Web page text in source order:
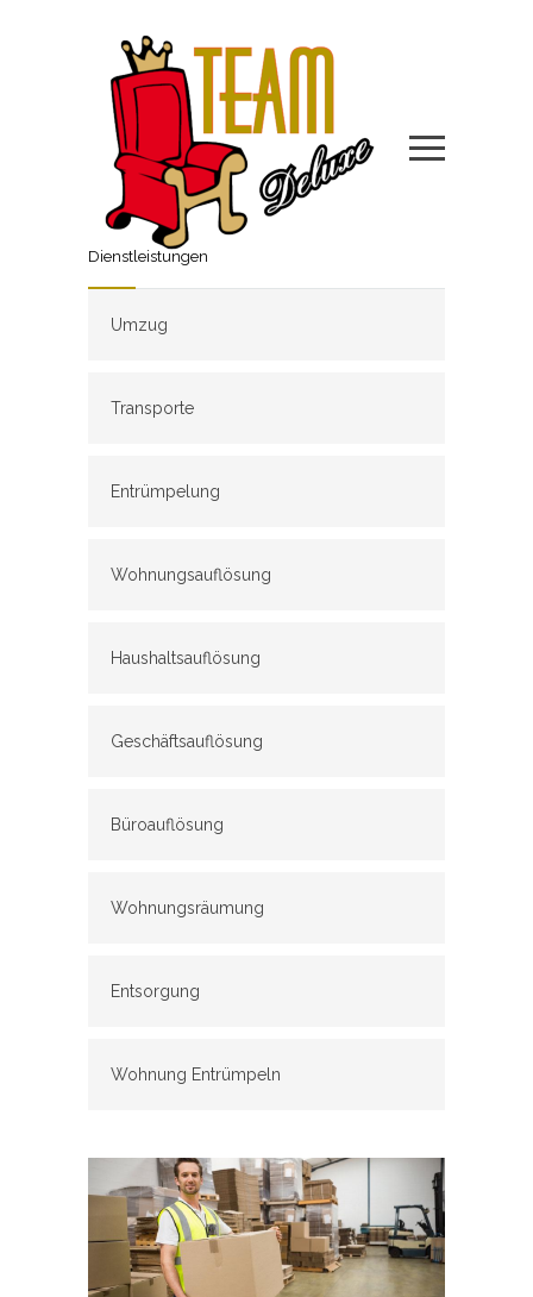
Dienstleistungen
Umzug
Transporte
Entrümpelung
Wohnungsauflösung
Haushaltsauflösung
Geschäftsauflösung
Büroauflösung
Wohnungsräumung
Entsorgung
Wohnung Entrümpeln